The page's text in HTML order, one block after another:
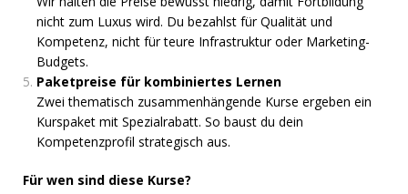
nicht zum Luxus wird. Du bezahlst für Qualität und
Kompetenz, nicht für teure Infrastruktur oder Marketing-
Budgets.
Paketpreise für kombiniertes Lernen
Zwei thematisch zusammenhängende Kurse ergeben ein
Kurspaket mit Spezialrabatt. So baust du dein
Kompetenzprofil strategisch aus.
Für wen sind diese Kurse?